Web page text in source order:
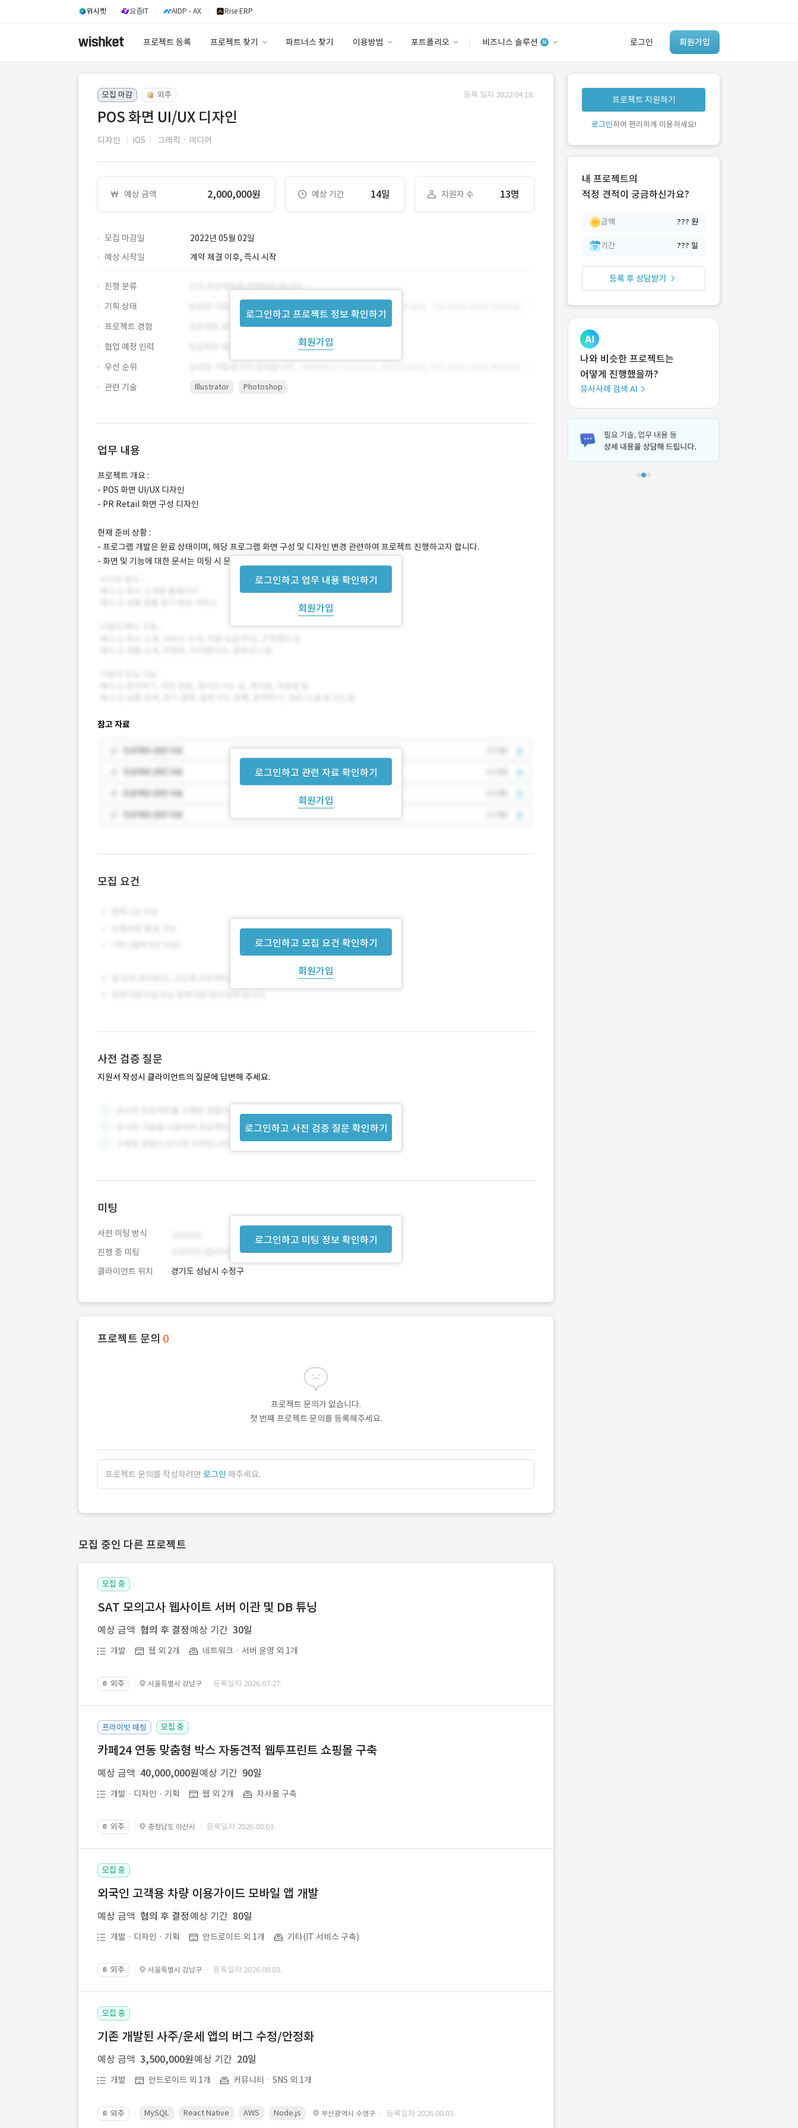
위시켓 요즘IT AIDP - AX Rise ERP
프로젝트 등록 프로젝트 찾기 파트너스 찾기 이용방법 포트폴리오 비즈니스 솔루션 로그인 회원가입
안심 코드 케어
유사사례 검색 AI
‘이런 거’ 만들어본
개발 회사 있어?
모집 마감 외주 등록 일자 2022.04.18.
POS 화면 UI/UX 디자인
디자인 iOS 그래픽ㆍ미디어
예상 금액 2,000,000원 예상 기간 14일 지원자 수 13명
모집 마감일 2022년 05월 02일
로그인하고 프로젝트 정보 확인하기
회원가입
예상 시작일 계약 체결 이후, 즉시 시작
진행 분류
기획 상태
프로젝트 경험
협업 예정 인력
우선 순위
관련 기술
Illustrator Photoshop
업무 내용
로그인하고 업무 내용 확인하기
회원가입
프로젝트 개요 :
- POS 화면 UI/UX 디자인
- PR Retail 화면 구성 디자인
현재 준비 상황 :
- 프로그램 개발은 완료 상태이며, 해당 프로그램 화면 구성 및 디자인 변경 관련하여 프로젝트 진행하고자 합니다.
- 화면 및 기능에 대한 문서는 미팅 시 문서 공유드릴 예정입니다.
참고 자료
로그인하고 관련 자료 확인하기
회원가입
모집 요건
로그인하고 모집 요건 확인하기
회원가입
사전 검증 질문
지원서 작성시 클라이언트의 질문에 답변해 주세요.
로그인하고 사전 검증 질문 확인하기
로그인하고 미팅 정보 확인하기
미팅
사전 미팅 방식
진행 중 미팅
클라이언트 위치
경기도 성남시 수정구
프로젝트 문의 0
프로젝트 문의가 없습니다.
첫 번째 프로젝트 문의를 등록해주세요.
프로젝트 문의를 작성하려면 로그인 해주세요.
모집 중인 다른 프로젝트
모집 중
SAT 모의고사 웹사이트 서버 이관 및 DB 튜닝
예상 금액 협의 후 결정 예상 기간 30일
개발 웹 외 2개 네트워크ㆍ서버 운영 외 1개
📔 외주 서울특별시 강남구 · 등록일자 2026.07.27.
프라이빗 매칭 모집 중
카페24 연동 맞춤형 박스 자동견적 웹투프린트 쇼핑몰 구축
예상 금액 40,000,000원 예상 기간 90일
개발 · 디자인 · 기획 웹 외 2개 자사몰 구축
📔 외주 충청남도 아산시 · 등록일자 2026.08.03.
모집 중
외국인 고객용 차량 이용가이드 모바일 앱 개발
예상 금액 협의 후 결정 예상 기간 80일
개발 · 디자인 · 기획 안드로이드 외 1개 기타(IT 서비스 구축)
📔 외주 서울특별시 강남구 · 등록일자 2026.08.03.
모집 중
기존 개발된 사주/운세 앱의 버그 수정/안정화
예상 금액 3,500,000원 예상 기간 20일
개발 안드로이드 외 1개 커뮤니티ㆍSNS 외 1개
📔 외주 MySQL React Native AWS Node.js 부산광역시 수영구 · 등록일자 2026.08.03.
프로젝트 지원하기
로그인하여 편리하게 이용하세요!
내 프로젝트의
적정 견적이 궁금하신가요?
금액 ??? 원
기간 ??? 일
등록 후 상담받기
나와 비슷한 프로젝트는
어떻게 진행했을까?
유사사례 검색 AI